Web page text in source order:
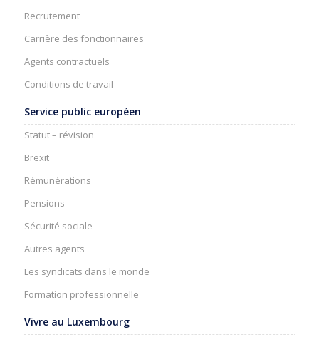
Recrutement
Carrière des fonctionnaires
Agents contractuels
Conditions de travail
Service public européen
Statut – révision
Brexit
Rémunérations
Pensions
Sécurité sociale
Autres agents
Les syndicats dans le monde
Formation professionnelle
Vivre au Luxembourg